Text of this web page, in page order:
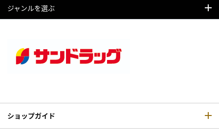
ジャンルを選ぶ
ショップガイド